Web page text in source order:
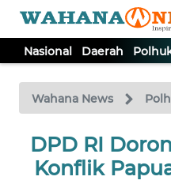
Nasional Daerah
Wahana News
DPD RI
Konflik
TV
Tutup
NASIONAL